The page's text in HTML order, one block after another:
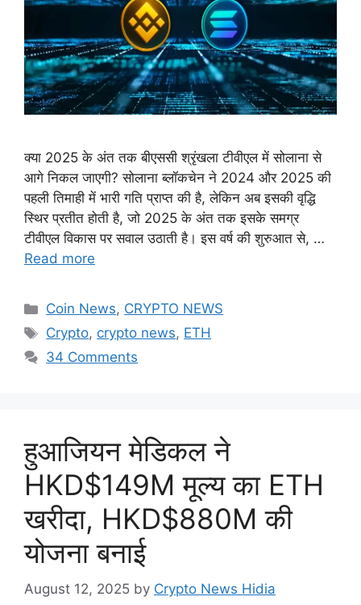
क्या 2025 के अंत तक बीएससी श्रृंखला टीवीएल में सोलाना से
आगे निकल जाएगी? सोलाना ब्लॉकचेन ने 2024 और 2025 की
पहली तिमाही में भारी गति प्राप्त की है, लेकिन अब इसकी वृद्धि
स्थिर प्रतीत होती है, जो 2025 के अंत तक इसके समग्र
टीवीएल विकास पर सवाल उठाती है। इस वर्ष की शुरुआत से, …
Read more
Categories
Coin News, CRYPTO NEWS
Tags
Crypto, crypto news, ETH
34 Comments
हुआजियन मेडिकल ने
HKD$149M मूल्य का ETH
खरीदा, HKD$880M की
योजना बनाई
August 12, 2025 by Crypto News Hidia